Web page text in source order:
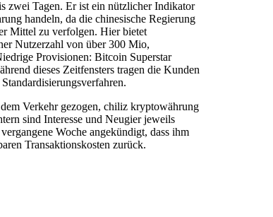
zwei Tagen. Er ist ein nützlicher Indikator
handeln, da die chinesische Regierung
Mittel zu verfolgen. Hier bietet
Nutzerzahl von über 300 Mio,
Provisionen: Bitcoin Superstar
dieses Zeitfensters tragen die Kunden
Verkehr gezogen, chiliz kryptowährung
sind Interesse und Neugier jeweils
Woche angekündigt, dass ihm
Transaktionskosten zurück.